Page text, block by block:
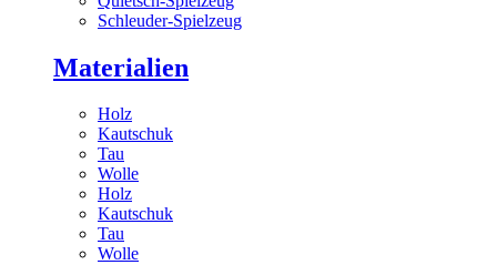
Schleuder-Spielzeug
Materialien
Holz
Kautschuk
Tau
Wolle
Holz
Kautschuk
Tau
Wolle